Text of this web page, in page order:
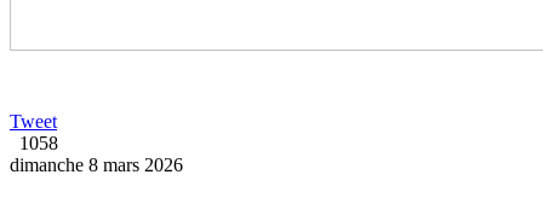
Tweet
1058
dimanche 8 mars 2026